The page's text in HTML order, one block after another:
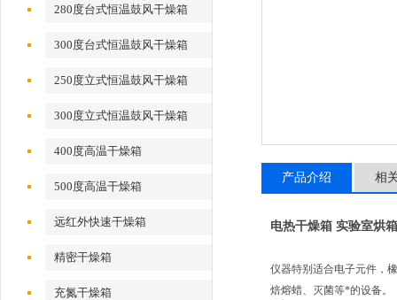
280度台式恒温鼓风干燥箱
300度台式恒温鼓风干燥箱
250度立式恒温鼓风干燥箱
300度立式恒温鼓风干燥箱
400度高温干燥箱
500度高温干燥箱
远红外快速干燥箱
精密干燥箱
充氮干燥箱
产品介绍 相
电热干燥箱 实验室烘
仪器特别适合电子元件，
焙熔蜡、灭菌等*的设备。